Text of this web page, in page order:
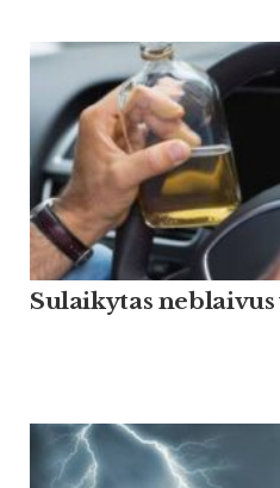
Sulaikytas